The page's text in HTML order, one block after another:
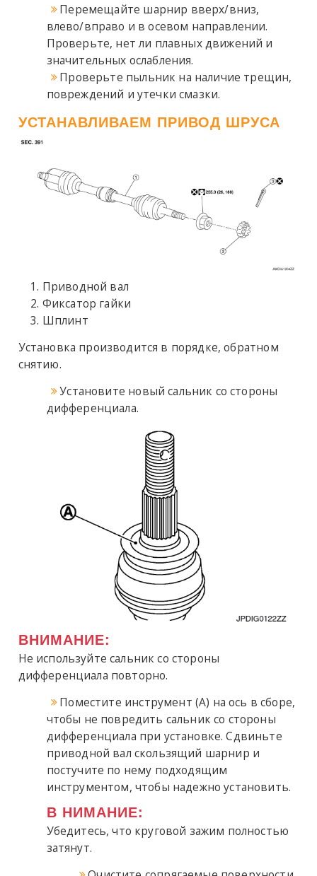
Перемещайте шарнир вверх/вниз,
влево/вправо и в осевом направлении.
Проверьте, нет ли плавных движений и
значительных ослабления.
Проверьте пыльник на наличие трещин,
повреждений и утечки смазки.
УСТАНАВЛИВАЕМ ПРИВОД ШРУСА
Приводной вал
Фиксатор гайки
Шплинт
Установка производится в порядке, обратном
снятию.
Установите новый сальник со стороны
дифференциала.
ВНИМАНИЕ:
Не используйте сальник со стороны
дифференциала повторно.
Поместите инструмент (A) на ось в сборе,
чтобы не повредить сальник со стороны
дифференциала при установке. Сдвиньте
приводной вал скользящий шарнир и
постучите по нему подходящим
инструментом, чтобы надежно установить.
В НИМАНИЕ:
Убедитесь, что круговой зажим полностью
затянут.